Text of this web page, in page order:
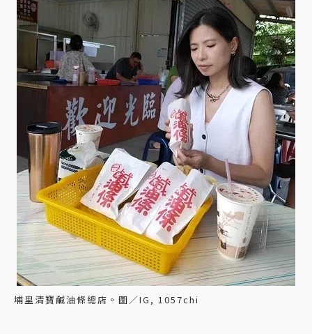
埔里清寶鹹油條總店。圖／IG, 1057chi